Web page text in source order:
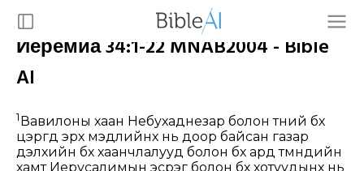
Иеремиа 34:1-22 MNAB2004 - Bible
AI
1Вавилоны хаан Небухаднезар болон түүний бүх
цэргүүд эрх мэдлийнх нь доор байсан газар
дэлхийн бүх хаанчлалууд болон бүх ард түмнүүдийн
хамт Иерусалимын эсрэг болон бүх хотуудынх нь